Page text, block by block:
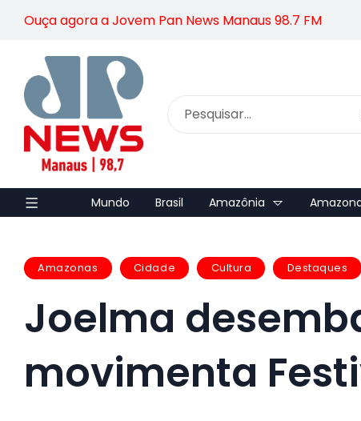
Ouça agora a Jovem Pan News Manaus 98.7 FM
Mundo Brasil Amazônia
Amazonas Cidade Cultura Destaques
Joelma
movimenta